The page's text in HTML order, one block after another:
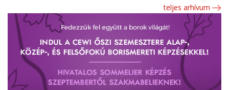
teljes arhívum